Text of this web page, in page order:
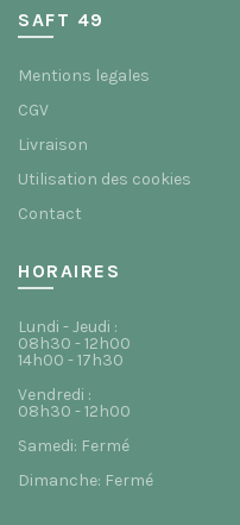
SAFT 49
Mentions legales
CGV
Livraison
Utilisation des cookies
Contact
HORAIRES
Lundi - Jeudi :
08h30 - 12h00
14h00 - 17h30
Vendredi :
08h30 - 12h00
Samedi: Fermé
Dimanche: Fermé